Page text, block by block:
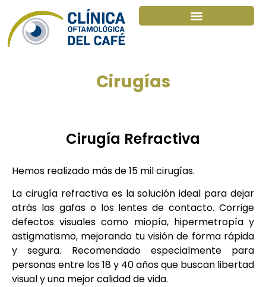
Cirugías
Cirugía Refractiva
Hemos realizado más de 15 mil cirugías.
La cirugía refractiva es la solución ideal para dejar
atrás las gafas o los lentes de contacto. Corrige
defectos visuales como miopía, hipermetropía y
astigmatismo, mejorando tu visión de forma rápida
y segura. Recomendado especialmente para
personas entre los 18 y 40 años que buscan libertad
visual y una mejor calidad de vida.